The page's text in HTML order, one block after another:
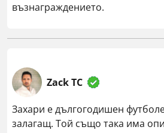
възнаграждението.
Zack TC
Захари е дългогодишен
залагащ. Той също така има